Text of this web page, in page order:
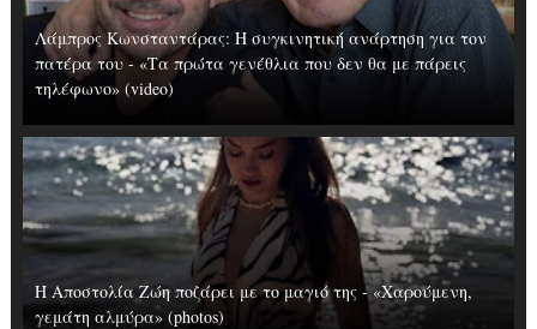
Λάμπρος Κωνσταντάρας: H συγκινητική ανάρτηση για τον
πατέρα του - «Τα πρώτα γενέθλια που δεν θα με πάρεις
τηλέφωνο» (video)
Η Αποστολία Ζώη ποζάρει με το μαγιό της - «Χαρούμενη,
γεμάτη αλμύρα» (photos)